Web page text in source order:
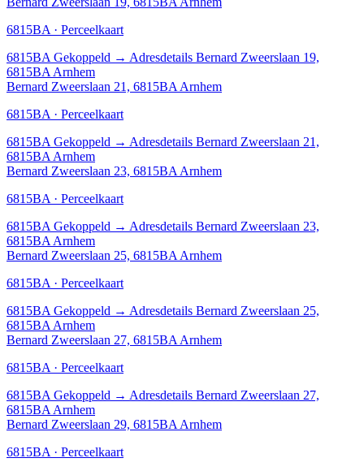
6815BA · Perceelkaart
6815BA Gekoppeld → Adresdetails Bernard Zweerslaan 19,
6815BA Arnhem
Bernard Zweerslaan 21, 6815BA Arnhem
6815BA · Perceelkaart
6815BA Gekoppeld → Adresdetails Bernard Zweerslaan 21,
6815BA Arnhem
Bernard Zweerslaan 23, 6815BA Arnhem
6815BA · Perceelkaart
6815BA Gekoppeld → Adresdetails Bernard Zweerslaan 23,
6815BA Arnhem
Bernard Zweerslaan 25, 6815BA Arnhem
6815BA · Perceelkaart
6815BA Gekoppeld → Adresdetails Bernard Zweerslaan 25,
6815BA Arnhem
Bernard Zweerslaan 27, 6815BA Arnhem
6815BA · Perceelkaart
6815BA Gekoppeld → Adresdetails Bernard Zweerslaan 27,
6815BA Arnhem
Bernard Zweerslaan 29, 6815BA Arnhem
6815BA · Perceelkaart